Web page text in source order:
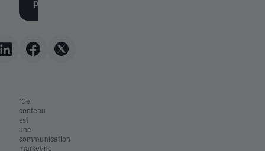
"Ce
contenu
est
une
communication
marketing